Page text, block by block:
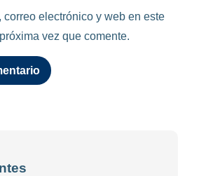
correo electrónico y web en este
vez que comente.